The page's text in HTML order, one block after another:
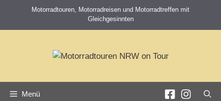
springen
Motorradtouren, Motorradreisen und Motorradtreffen mit
Gleichgesinnten
Menü